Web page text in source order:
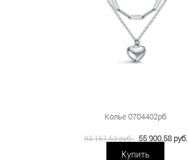
Колье 0704402рб
93 167.63 руб. 55 900.58 руб.
Купить